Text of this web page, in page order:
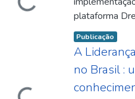
fabricação
plataforma
Central do
apenas uma
garantida
ativos
custos de
Carregando...
Item type:
Publicação ,
A
no Brasil :